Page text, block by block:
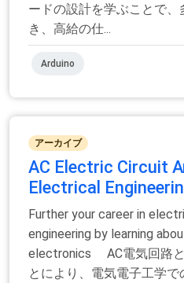
ードの設計を学ぶことで
き、高給の仕...
Arduino
アーカイブ
AC Electric Circuit
Electrical
Further your career in
engineering by learning
electronics AC電気回路と
とにより、電気電子工学